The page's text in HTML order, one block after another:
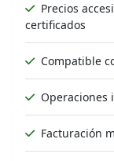
Precios
certificados
Compatible
Operaciones
Facturación